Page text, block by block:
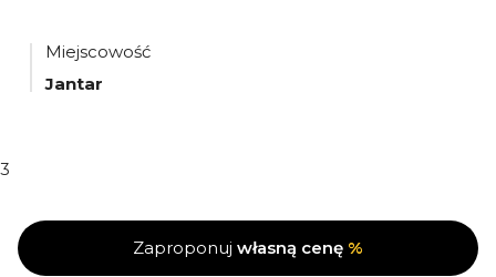
Miejscowość
Jantar
3
Zaproponuj własną cenę %